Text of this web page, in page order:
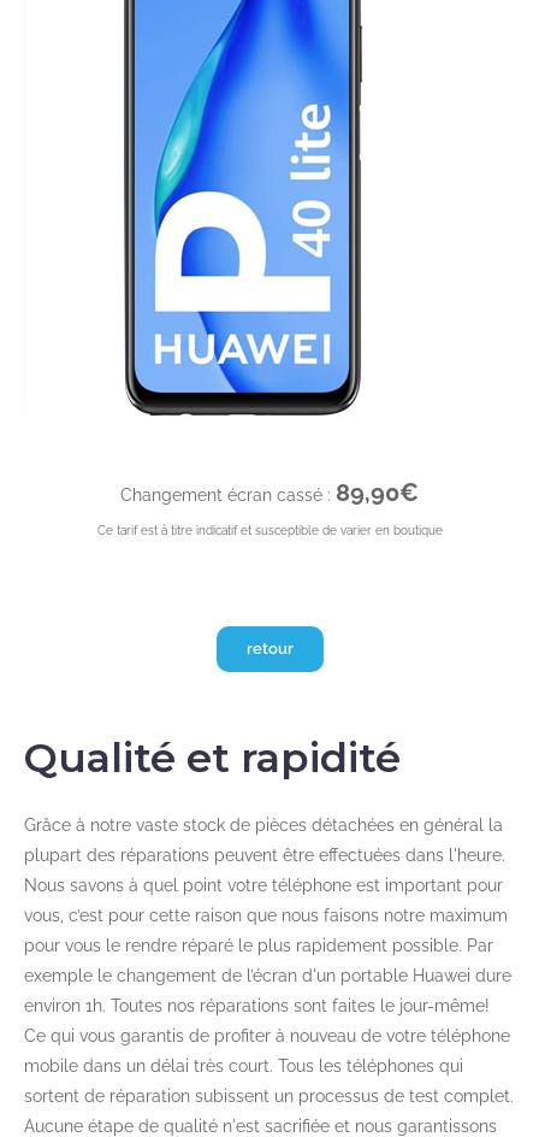
Changement écran cassé : 89,90€
Ce tarif est à titre indicatif et susceptible de varier en boutique
retour
Qualité et rapidité
Grâce à notre vaste stock de pièces détachées en général la
plupart des réparations peuvent être effectuées dans l'heure.
Nous savons à quel point votre téléphone est important pour
vous, c’est pour cette raison que nous faisons notre maximum
pour vous le rendre réparé le plus rapidement possible. Par
exemple le changement de l’écran d'un portable Huawei dure
environ 1h. Toutes nos réparations sont faites le jour-même!
Ce qui vous garantis de profiter à nouveau de votre téléphone
mobile dans un délai très court. Tous les téléphones qui
sortent de réparation subissent un processus de test complet.
Aucune étape de qualité n'est sacrifiée et nous garantissons